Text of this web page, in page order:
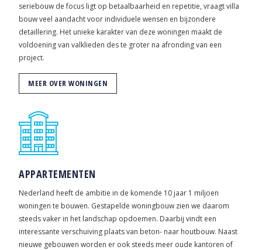
seriebouw de focus ligt op betaalbaarheid en repetitie, vraagt villa
bouw veel aandacht voor individuele wensen en bijzondere
detaillering. Het unieke karakter van deze woningen maakt de
voldoening van valklieden des te groter na afronding van een
project.
MEER OVER WONINGEN
APPARTEMENTEN
Nederland heeft de ambitie in de komende 10 jaar 1 miljoen
woningen te bouwen. Gestapelde woningbouw zien we daarom
steeds vaker in het landschap opdoemen. Daarbij vindt een
interessante verschuiving plaats van beton- naar houtbouw. Naast
nieuwe gebouwen worden er ook steeds meer oude kantoren of